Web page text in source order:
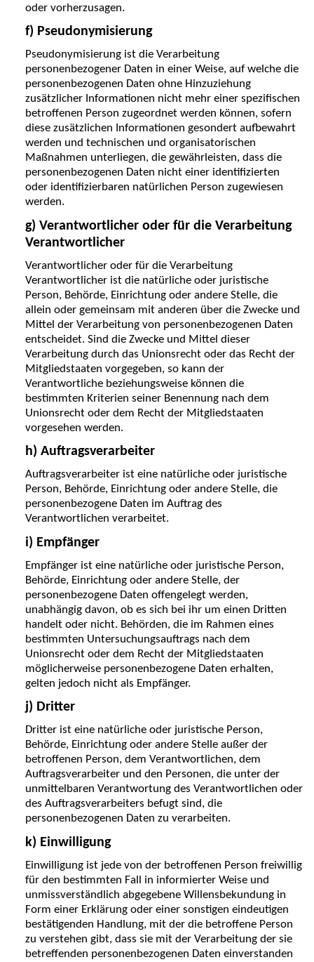
oder vorherzusagen.
f) Pseudonymisierung
Pseudonymisierung ist die Verarbeitung
personenbezogener Daten in einer Weise, auf welche die
personenbezogenen Daten ohne Hinzuziehung
zusätzlicher Informationen nicht mehr einer spezifischen
betroffenen Person zugeordnet werden können, sofern
diese zusätzlichen Informationen gesondert aufbewahrt
werden und technischen und organisatorischen
Maßnahmen unterliegen, die gewährleisten, dass die
personenbezogenen Daten nicht einer identifizierten
oder identifizierbaren natürlichen Person zugewiesen
werden.
g) Verantwortlicher oder für die Verarbeitung
Verantwortlicher
Verantwortlicher oder für die Verarbeitung
Verantwortlicher ist die natürliche oder juristische
Person, Behörde, Einrichtung oder andere Stelle, die
allein oder gemeinsam mit anderen über die Zwecke und
Mittel der Verarbeitung von personenbezogenen Daten
entscheidet. Sind die Zwecke und Mittel dieser
Verarbeitung durch das Unionsrecht oder das Recht der
Mitgliedstaaten vorgegeben, so kann der
Verantwortliche beziehungsweise können die
bestimmten Kriterien seiner Benennung nach dem
Unionsrecht oder dem Recht der Mitgliedstaaten
vorgesehen werden.
h) Auftragsverarbeiter
Auftragsverarbeiter ist eine natürliche oder juristische
Person, Behörde, Einrichtung oder andere Stelle, die
personenbezogene Daten im Auftrag des
Verantwortlichen verarbeitet.
i) Empfänger
Empfänger ist eine natürliche oder juristische Person,
Behörde, Einrichtung oder andere Stelle, der
personenbezogene Daten offengelegt werden,
unabhängig davon, ob es sich bei ihr um einen Dritten
handelt oder nicht. Behörden, die im Rahmen eines
bestimmten Untersuchungsauftrags nach dem
Unionsrecht oder dem Recht der Mitgliedstaaten
möglicherweise personenbezogene Daten erhalten,
gelten jedoch nicht als Empfänger.
j) Dritter
Dritter ist eine natürliche oder juristische Person,
Behörde, Einrichtung oder andere Stelle außer der
betroffenen Person, dem Verantwortlichen, dem
Auftragsverarbeiter und den Personen, die unter der
unmittelbaren Verantwortung des Verantwortlichen oder
des Auftragsverarbeiters befugt sind, die
personenbezogenen Daten zu verarbeiten.
k) Einwilligung
Einwilligung ist jede von der betroffenen Person freiwillig
für den bestimmten Fall in informierter Weise und
unmissverständlich abgegebene Willensbekundung in
Form einer Erklärung oder einer sonstigen eindeutigen
bestätigenden Handlung, mit der die betroffene Person
zu verstehen gibt, dass sie mit der Verarbeitung der sie
betreffenden personenbezogenen Daten einverstanden